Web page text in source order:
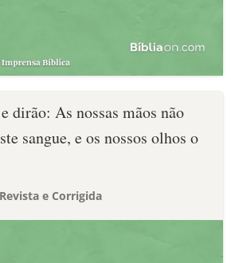
dirão: As nossas mãos não
sangue, e os nossos olhos o
e Corrigida